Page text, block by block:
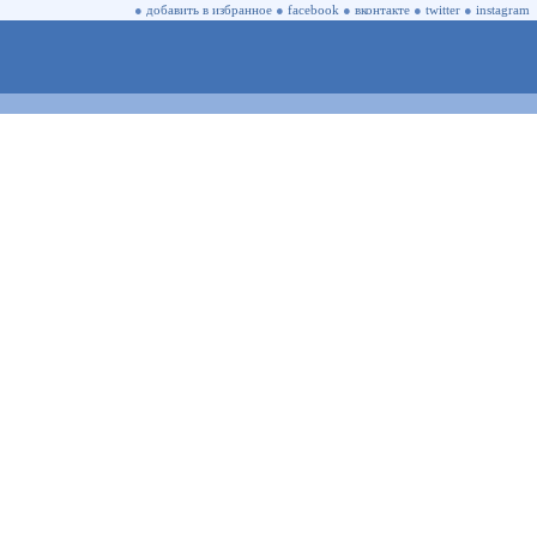
● добавить в избранное ● facebook ● вконтакте ● twitter ● instagram